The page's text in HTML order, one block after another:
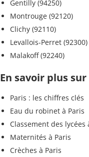
Gentilly (94250)
Montrouge (92120)
Clichy (92110)
Levallois-Perret (92300)
Malakoff (92240)
En savoir plus
Paris : les chiffres clés
Eau du robinet à Paris
Classement des lycées
Maternités à Paris
Crèches à Paris